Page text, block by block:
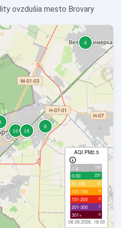
ovzdušia mesto Brovary
AQI PM2.5
с/д 100
0-50 237
51-100 12
101-150 0
151-200 0
201-300 1
301+ 0
08.08.2026, 18:00